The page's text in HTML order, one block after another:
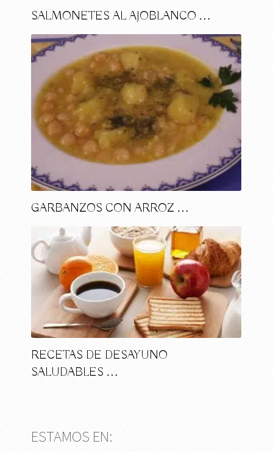
SALMONETES AL AJOBLANCO …
GARBANZOS CON ARROZ …
RECETAS DE DESAYUNO
SALUDABLES …
ESTAMOS EN: